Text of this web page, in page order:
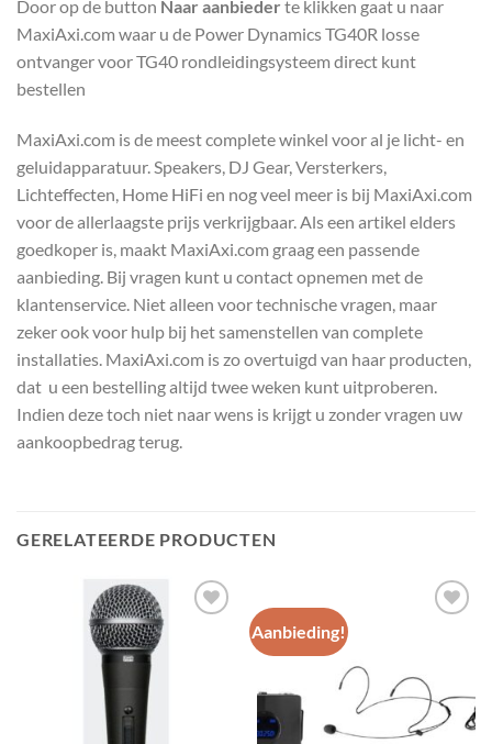
Door op de button Naar aanbieder te klikken gaat u naar
MaxiAxi.com waar u de Power Dynamics TG40R losse
ontvanger voor TG40 rondleidingsysteem direct kunt
bestellen
MaxiAxi.com is de meest complete winkel voor al je licht- en
geluidapparatuur. Speakers, DJ Gear, Versterkers,
Lichteffecten, Home HiFi en nog veel meer is bij MaxiAxi.com
voor de allerlaagste prijs verkrijgbaar. Als een artikel elders
goedkoper is, maakt MaxiAxi.com graag een passende
aanbieding. Bij vragen kunt u contact opnemen met de
klantenservice. Niet alleen voor technische vragen, maar
zeker ook voor hulp bij het samenstellen van complete
installaties. MaxiAxi.com is zo overtuigd van haar producten,
dat u een bestelling altijd twee weken kunt uitproberen.
Indien deze toch niet naar wens is krijgt u zonder vragen uw
aankoopbedrag terug.
GERELATEERDE PRODUCTEN
Aanbieding!
aan
wenslijst